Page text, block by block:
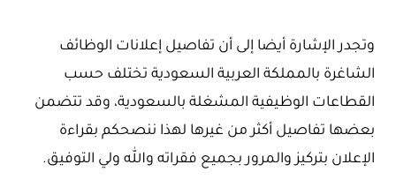
وتجدر الإشارة أيضا إلى أن تفاصيل إعلانات الوظائف
الشاغرة بالمملكة العربية السعودية تختلف حسب
القطاعات الوظيفية المشغلة بالسعودية، وقد تتضمن
بعضها تفاصيل أكثر من غيرها لهذا ننصحكم بقراءة
الإعلان بتركيز والمرور بجميع فقراته والله ولي التوفيق.